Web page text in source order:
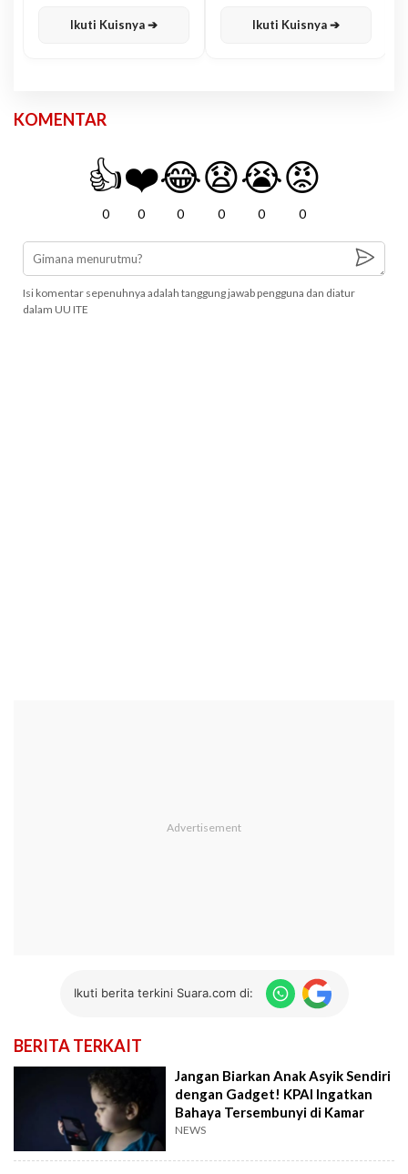
Ikuti Kuisnya ➔ Ikuti Kuisnya ➔
KOMENTAR
👍
0
❤️
0
😂
0
😧
0
😭
0
😡
0
Isi komentar sepenuhnya adalah tanggung jawab pengguna dan diatur
dalam UU ITE
Ikuti berita terkini Suara.com di:
BERITA TERKAIT
Jangan Biarkan Anak Asyik Sendiri
dengan Gadget! KPAI Ingatkan
Bahaya Tersembunyi di Kamar
NEWS